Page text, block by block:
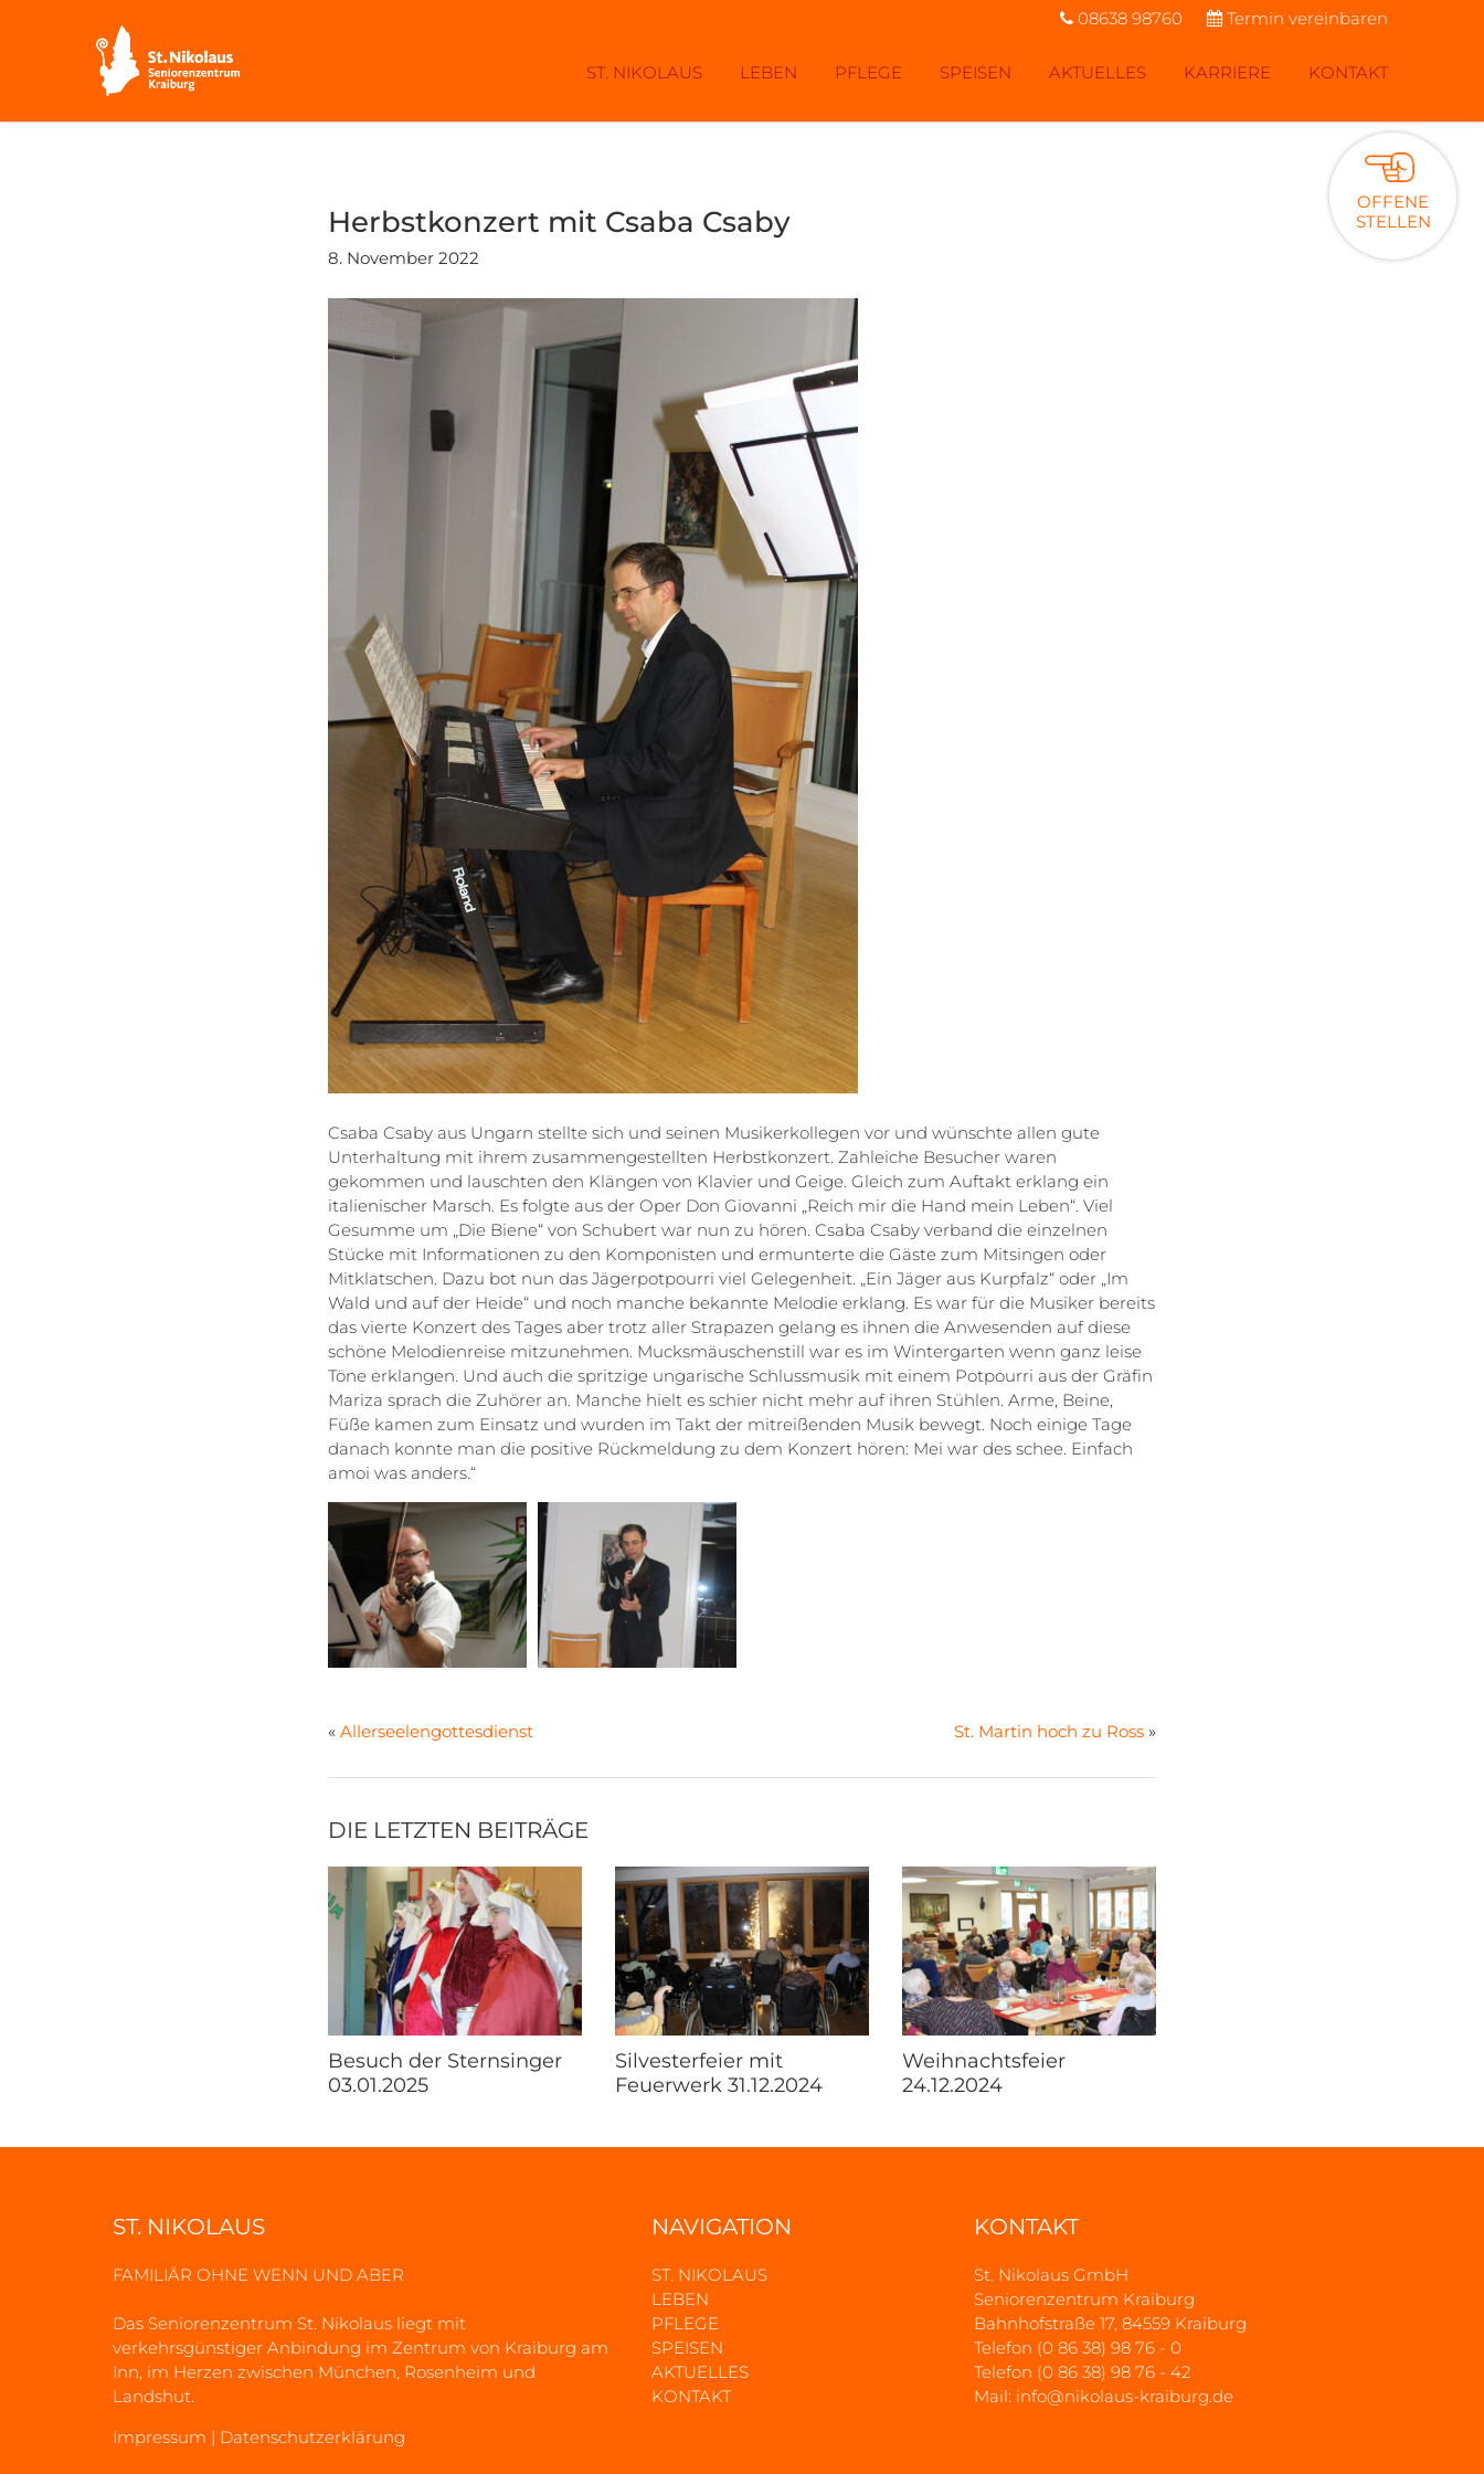
ST. NIKOLAUS LEBEN PFLEGE SPEISEN AKTUELLES KARRIERE KONTAKT
08638 98760 Termin vereinbaren
OFFENE
STELLEN
Herbstkonzert mit Csaba Csaby
8. November 2022
Csaba Csaby aus Ungarn stellte sich und seinen Musikerkollegen vor und wünschte allen gute
Unterhaltung mit ihrem zusammengestellten Herbstkonzert. Zahleiche Besucher waren
gekommen und lauschten den Klängen von Klavier und Geige. Gleich zum Auftakt erklang ein
italienischer Marsch. Es folgte aus der Oper Don Giovanni „Reich mir die Hand mein Leben“. Viel
Gesumme um „Die Biene“ von Schubert war nun zu hören. Csaba Csaby verband die einzelnen
Stücke mit Informationen zu den Komponisten und ermunterte die Gäste zum Mitsingen oder
Mitklatschen. Dazu bot nun das Jägerpotpourri viel Gelegenheit. „Ein Jäger aus Kurpfalz“ oder „Im
Wald und auf der Heide“ und noch manche bekannte Melodie erklang. Es war für die Musiker bereits
das vierte Konzert des Tages aber trotz aller Strapazen gelang es ihnen die Anwesenden auf diese
schöne Melodienreise mitzunehmen. Mucksmäuschenstill war es im Wintergarten wenn ganz leise
Töne erklangen. Und auch die spritzige ungarische Schlussmusik mit einem Potpourri aus der Gräfin
Mariza sprach die Zuhörer an. Manche hielt es schier nicht mehr auf ihren Stühlen. Arme, Beine,
Füße kamen zum Einsatz und wurden im Takt der mitreißenden Musik bewegt. Noch einige Tage
danach konnte man die positive Rückmeldung zu dem Konzert hören: Mei war des schee. Einfach
amoi was anders.“
« Allerseelengottesdienst St. Martin hoch zu Ross »
DIE LETZTEN BEITRÄGE
Besuch der Sternsinger
03.01.2025
Silvesterfeier mit
Feuerwerk 31.12.2024
Weihnachtsfeier
24.12.2024
ST. NIKOLAUS
FAMILIÄR OHNE WENN UND ABER
Das Seniorenzentrum St. Nikolaus liegt mit
verkehrsgünstiger Anbindung im Zentrum von Kraiburg am
Inn, im Herzen zwischen München, Rosenheim und
Landshut.
Impressum | Datenschutzerklärung
NAVIGATION
ST. NIKOLAUS
LEBEN
PFLEGE
SPEISEN
AKTUELLES
KONTAKT
KONTAKT
St. Nikolaus GmbH
Seniorenzentrum Kraiburg
Bahnhofstraße 17, 84559 Kraiburg
Telefon (0 86 38) 98 76 - 0
Telefon (0 86 38) 98 76 - 42
Mail: info@nikolaus-kraiburg.de